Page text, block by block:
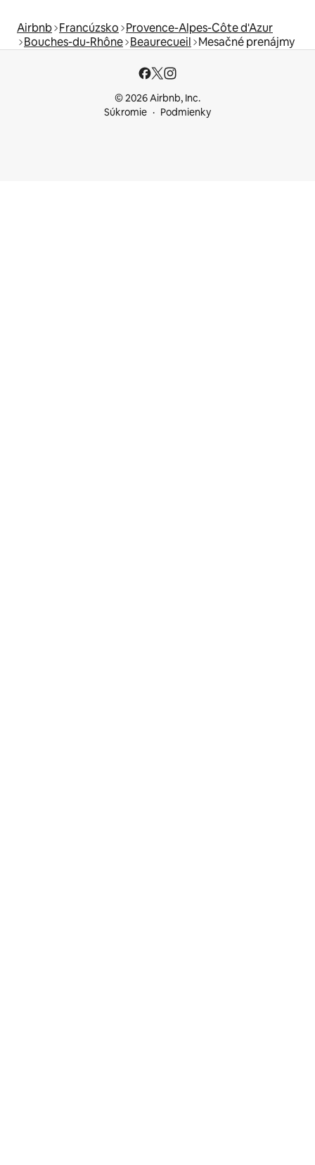
Airbnb Francúzsko Provence-Alpes-Côte d'Azur
Bouches-du-Rhône Beaurecueil Mesačné prenájmy
© 2026 Airbnb, Inc.
Súkromie
Podmienky